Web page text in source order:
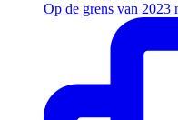
Op de grens van 2023